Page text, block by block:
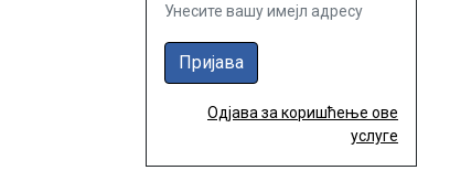
Унесите вашу имејл адресу
Пријава
Одјава за коришћење ове
услуге